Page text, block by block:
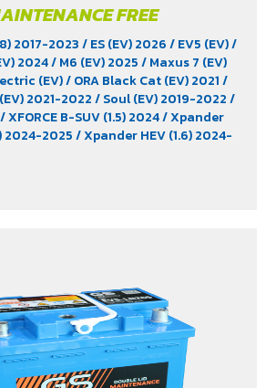
FREE
2017-2023/ ES (EV) 2026/ EV5 (EV)/
2024/ M6 (EV) 2025/ Maxus 7 (EV)
(EV)/ ORA Black Cat (EV) 2021/
2021-2022/ Soul (EV) 2019-2022/
/ XFORCE B-SUV (1.5) 2024/ Xpander
2024-2025/ Xpander HEV (1.6) 2024-